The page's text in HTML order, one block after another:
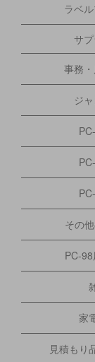
ラベ
サ
事務
ジ
その
PC-
家
見積もり